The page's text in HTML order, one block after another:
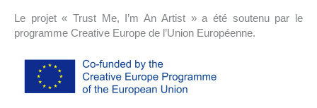
Le projet « Trust Me, I’m An Artist » a été soutenu par le
programme Creative Europe de l’Union Européenne.